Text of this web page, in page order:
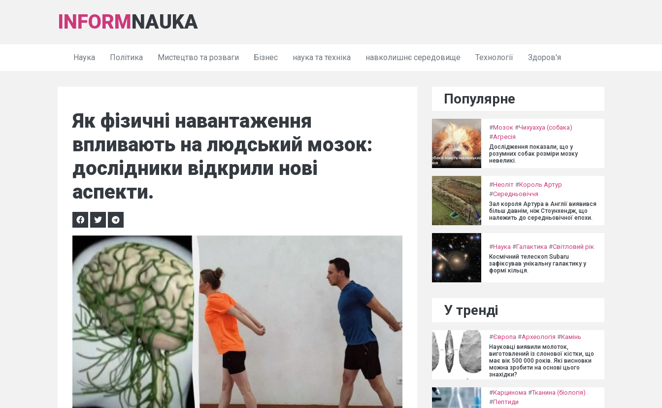
INFORMNAUKA
Наука Політика Мистецтво та розваги Бізнес наука та техніка навколишнє середовище Технології Здоров'я
Як фізичні навантаження
впливають на людський мозок:
дослідники відкрили нові
аспекти.
Популярне
#Мозок #Чихуахуа (собака)
#Агресія
Дослідження показали, що у
розумних собак розміри мозку
невеликі.
#Неоліт #Король Артур
#Середньовіччя
Зал короля Артура в Англії виявився
більш давнім, ніж Стоунхендж, що
належить до середньовічної епохи.
#Наука #Галактика #Світловий рік
Космічний телескоп Subaru
зафіксував унікальну галактику у
формі кільця.
У тренді
#Європа #Археологія #Камінь
Науковці виявили молоток,
виготовлений із слонової кістки, що
має вік 500 000 років. Які висновки
можна зробити на основі цього
знахідки?
#Карцинома #Тканина (біологія)
#Пептиди